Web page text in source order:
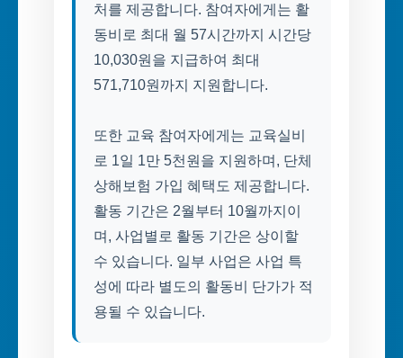
처를 제공합니다. 참여자에게는 활
동비로 최대 월 57시간까지 시간당
10,030원을 지급하여 최대
571,710원까지 지원합니다.
또한 교육 참여자에게는 교육실비
로 1일 1만 5천원을 지원하며, 단체
상해보험 가입 혜택도 제공합니다.
활동 기간은 2월부터 10월까지이
며, 사업별로 활동 기간은 상이할
수 있습니다. 일부 사업은 사업 특
성에 따라 별도의 활동비 단가가 적
용될 수 있습니다.